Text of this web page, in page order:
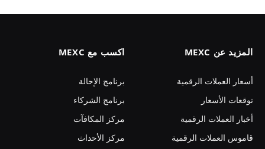
المزيد عن MEXC
أسعار العملات الرقمية
توقعات الأسعار
أخبار العملات الرقمية
قاموس العملات الرقمية
اكسب مع MEXC
برنامج الإحالة
برنامج الشركاء
مركز المكافآت
مركز الأحداث